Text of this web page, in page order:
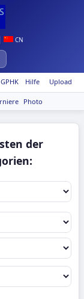
CN
Upload
GPHK Hilfe
Photo
der